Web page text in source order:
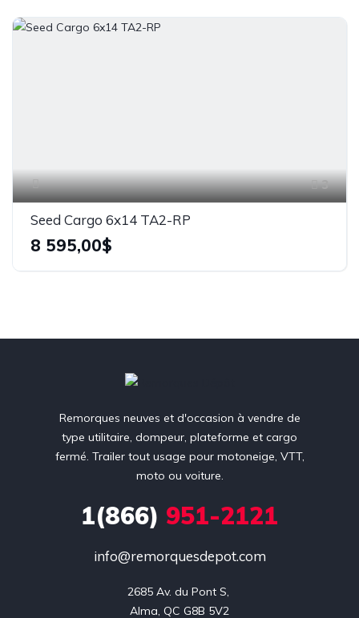
3
Seed Cargo 6x14 TA2-RP
8 595,00$
Remorques neuves et d'occasion à vendre de
type utilitaire, dompeur, plateforme et cargo
fermé. Trailer tout usage pour motoneige, VTT,
moto ou voiture.
1(866) 951-2121
info@remorquesdepot.com
2685 Av. du Pont S,
Alma, QC G8B 5V2